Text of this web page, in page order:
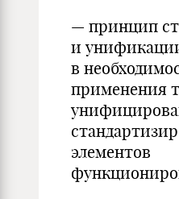
— принцип
и
в
применения
элементов